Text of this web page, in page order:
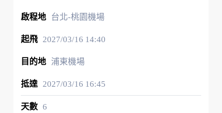
台北-桃園機場
2027/03/16 14:40
浦東機場
2027/03/16 16:45
6